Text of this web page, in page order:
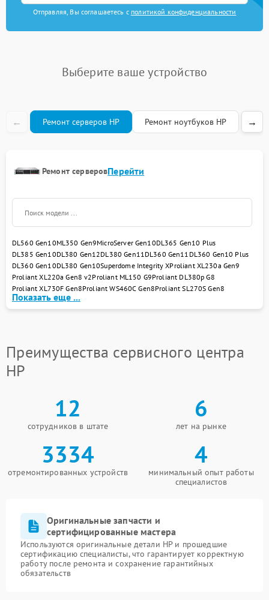
Отправляя, Вы соглашаетесь с политикой конфиденциальности
Выберите ваше устройство
← Ремонт серверов HP Ремонт ноутбуков HP →
Ремонт серверовПерейти
DL560 Gen10ML350 Gen9MicroServer Gen10DL365 Gen10 Plus
DL385 Gen10DL380 Gen12DL380 Gen11DL360 Gen11 DL360 Gen10 Plus
DL360 Gen10DL380 Gen10Superdome Integrity ХProliant XL230a Gen9
Proliant XL220a Gen8 v2Proliant ML150 G9Proliant DL380p G8
Proliant XL730F Gen8Proliant WS460C Gen8Proliant SL270S Gen8
Показать еще ...
Преимущества сервисного центра
HP
12
сотрудников в штате
6
лет на рынке
3334
отремонтированных устройств
4
минимальный опыт работы
специалистов
Оригинальные запчасти и
сертифицированные мастера
Используются оригинальные детали HP и прошедшие
сертификацию специалисты, что гарантирует корректную
работу после ремонта и сохранение гарантийных
обязательств